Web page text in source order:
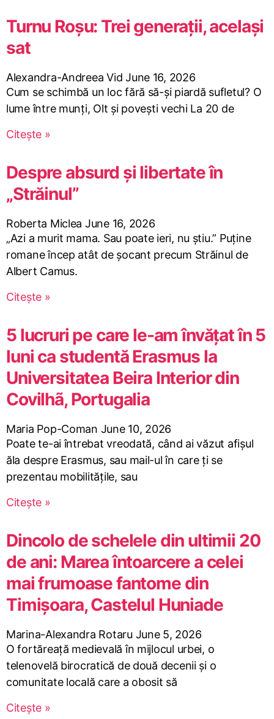
Turnu Roșu: Trei generații, același
sat
Alexandra-Andreea VidJune 16, 2026
Cum se schimbă un loc fără să-și piardă sufletul? O
lume între munți, Olt și povești vechi La 20 de
Citește »
Despre absurd și libertate în
„Străinul”
Roberta Miclea June 16, 2026
„Azi a murit mama. Sau poate ieri, nu știu.” Puține
romane încep atât de șocant precum Străinul de
Albert Camus.
Citește »
5 lucruri pe care le-am învățat în 5
luni ca studentă Erasmus la
Universitatea Beira Interior din
Covilhã, Portugalia
Maria Pop-Coman June 10, 2026
Poate te-ai întrebat vreodată, când ai văzut afișul
ăla despre Erasmus, sau mail-ul în care ți se
prezentau mobilitățile, sau
Citește »
Dincolo de schelele din ultimii 20
de ani: Marea întoarcere a celei
mai frumoase fantome din
Timișoara, Castelul Huniade
Marina-Alexandra Rotaru June 5, 2026
O fortăreață medievală în mijlocul urbei, o
telenovelă birocratică de două decenii și o
comunitate locală care a obosit să
Citește »